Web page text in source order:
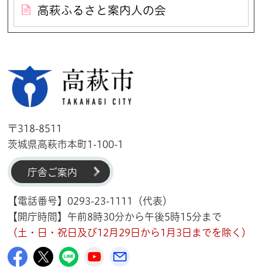
高萩ふるさと案内人の会
〒318-8511
茨城県高萩市本町1-100-1
庁舎ご案内
【電話番号】0293-23-1111（代表）
【開庁時間】午前8時30分から午後5時15分まで
（土・日・祝日及び12月29日から1月3日までを除く）
高萩市公式Facebook
高萩市公式X
高萩市公式LINE
高萩市YouTube公式チャンネル